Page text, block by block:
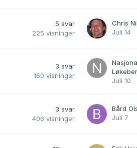
5 svar
225 visninger
Chris
Juli 14
3 svar
160 visninger
Juli 10
3 svar
406 visninger
Bård
Juli 7